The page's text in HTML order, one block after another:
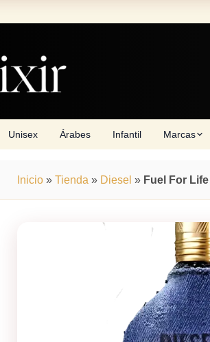
Unisex Árabes Infantil Marcas
Inicio » Tienda » Diesel » Fuel For